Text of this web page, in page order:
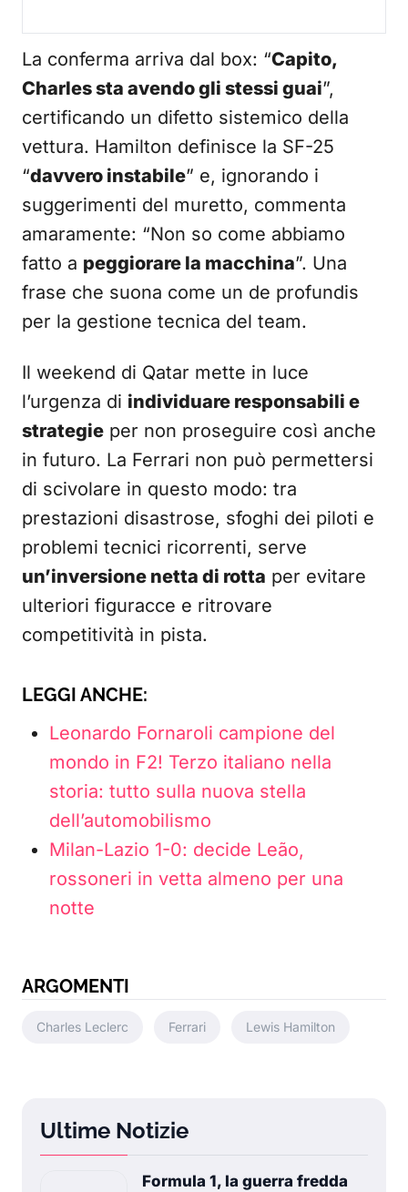
La conferma arriva dal box: “Capito,
Charles sta avendo gli stessi guai”,
certificando un difetto sistemico della
vettura. Hamilton definisce la SF-25
“davvero instabile” e, ignorando i
suggerimenti del muretto, commenta
amaramente: “Non so come abbiamo
fatto a peggiorare la macchina”. Una
frase che suona come un de profundis
per la gestione tecnica del team.
Il weekend di Qatar mette in luce
l’urgenza di individuare responsabili e
strategie per non proseguire così anche
in futuro. La Ferrari non può permettersi
di scivolare in questo modo: tra
prestazioni disastrose, sfoghi dei piloti e
problemi tecnici ricorrenti, serve
un’inversione netta di rotta per evitare
ulteriori figuracce e ritrovare
competitività in pista.
LEGGI ANCHE:
Leonardo Fornaroli campione del
mondo in F2! Terzo italiano nella
storia: tutto sulla nuova stella
dell’automobilismo
Milan-Lazio 1-0: decide Leão,
rossoneri in vetta almeno per una
notte
ARGOMENTI
Charles Leclerc Ferrari Lewis Hamilton
Ultime Notizie
Formula 1, la guerra fredda